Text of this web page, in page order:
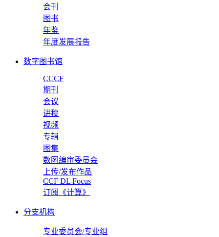
会刊
图书
年鉴
年度发展报告
数字图书馆
CCCF
期刊
会议
讲稿
视频
专辑
图集
数图编审委员会
上传/发布作品
CCF DL Focus
订阅《计算》
分支机构
专业委员会/专业组